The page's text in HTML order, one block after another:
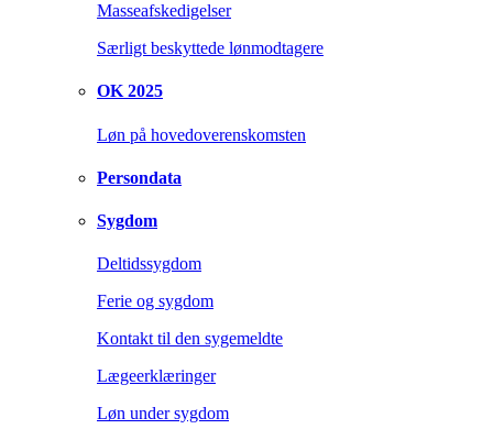
Masseafskedigelser
Særligt beskyttede lønmodtagere
OK 2025
Løn på hovedoverenskomsten
Persondata
Sygdom
Deltidssygdom
Ferie og sygdom
Kontakt til den sygemeldte
Lægeerklæringer
Løn under sygdom